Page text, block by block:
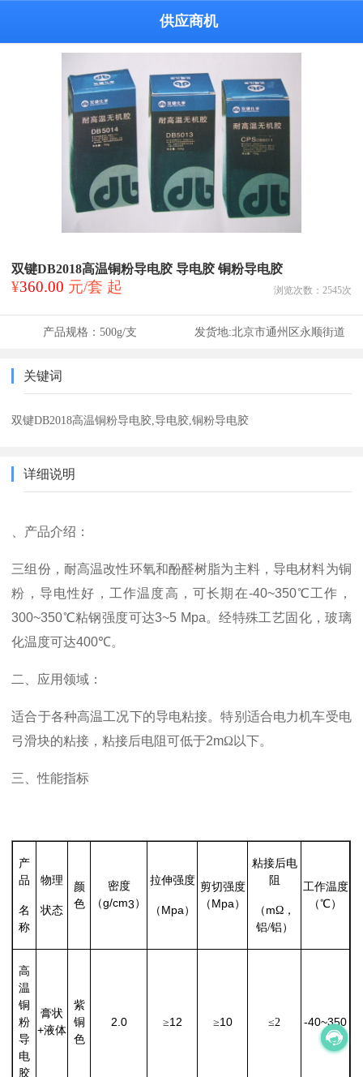
供应商机
双键DB2018高温铜粉导电胶 导电胶 铜粉导电胶
¥360.00 元/套 起 浏览次数： 2545次
产品规格： 500g/支 发货地:北京市通州区永顺街道
关键词
双键DB2018高温铜粉导电胶,导电胶,铜粉导电胶
详细说明
、产品介绍：
三组份，耐高温改性环氧和酚醛树脂为主料，导电材料为铜
粉，导电性好，工作温度高，可长期在-40~350℃工作，
300~350℃粘钢强度可达3~5 Mpa。经特殊工艺固化，玻璃
化温度可达400℃。
二、 应用领域：
适合于各种高温工况下的导电粘接。特别适合电力机车受电
弓滑块的粘接，粘接后电阻可低于2mΩ以下。
三、性能指标
产
品
名
称
物理
状态
颜
色
密度
（g/cm3 ）
拉伸强度
（ Mpa ）
剪切强度
（ Mpa）
粘接后电
阻
（ mΩ，
铝/铝）
工作温度
（℃）
高
温
铜
粉
导
电
胶
膏状
+液体
紫
铜
色
2.0 ≥12 ≥10 ≤2 -40~350